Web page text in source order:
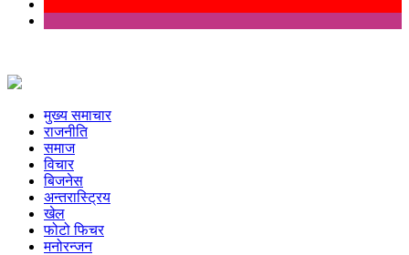
मुख्य समाचार
राजनीति
समाज
विचार
बिजनेस
अन्तरास्ट्रिय
खेल
फोटो फिचर
मनोरन्जन